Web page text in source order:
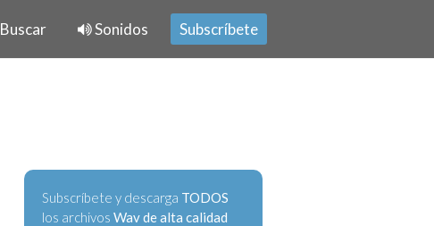
Buscar Sonidos Subscríbete
Subscríbete y descarga TODOS
los archivos Wav de alta calidad